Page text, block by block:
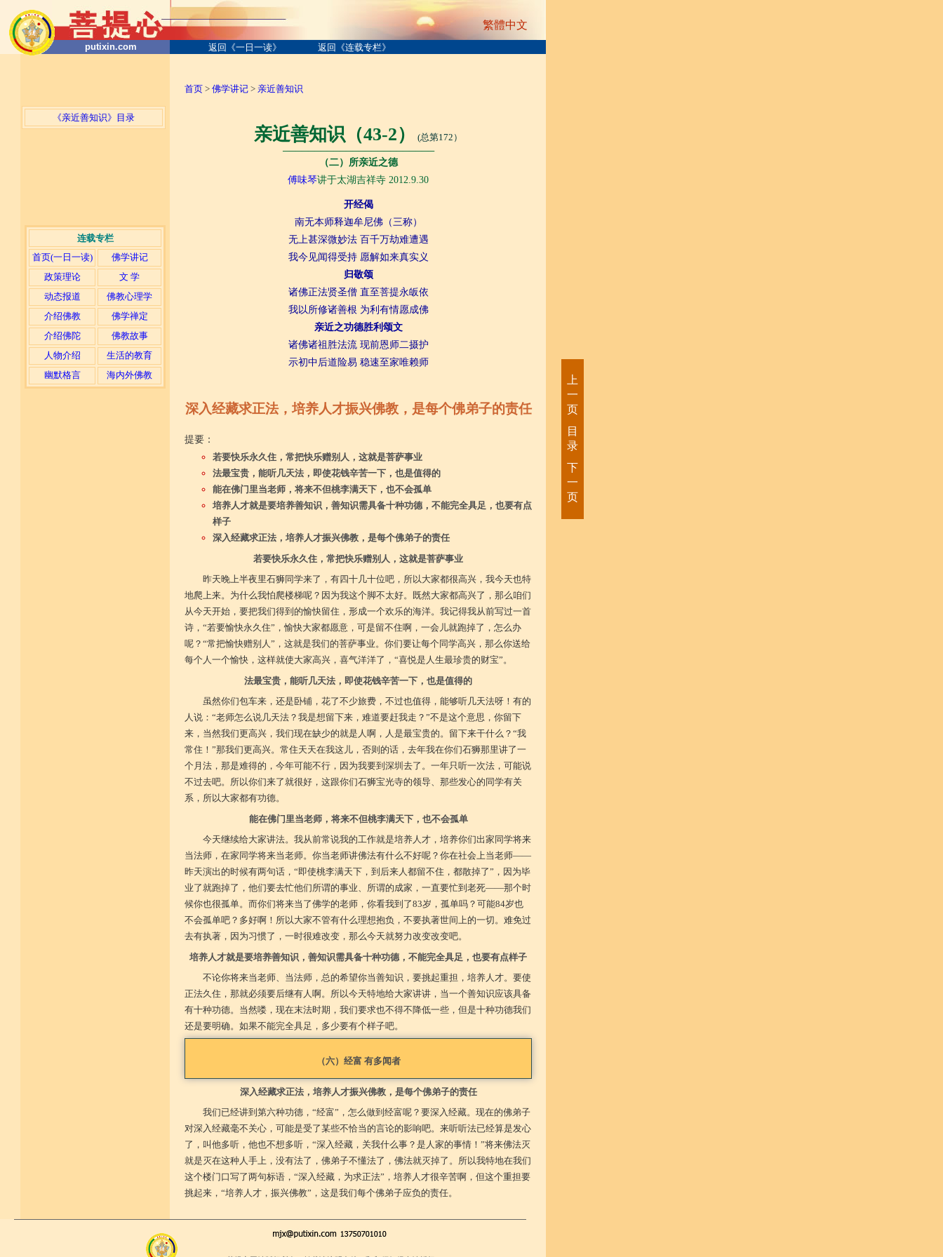
putixin.com 返回《一日一读》 返回《连载专栏》
《亲近善知识》目录
连载专栏
首页(一日一读)
佛学讲记
政策理论
文 学
动态报道
佛教心理学
介绍佛教
佛学禅定
介绍佛陀
佛教故事
人物介绍
生活的教育
幽默格言
海内外佛教
首页 > 佛学讲记 > 亲近善知识
亲近善知识（43-2）
(总第172）
────────────────────────
（二）所亲近之德
傅味琴讲于太湖吉祥寺 2012.9.30
开经偈
南无本师释迦牟尼佛（三称）
无上甚深微妙法 百千万劫难遭遇
我今见闻得受持 愿解如来真实义
归敬颂
诸佛正法贤圣僧 直至菩提永皈依
我以所修诸善根 为利有情愿成佛
亲近之功德胜利颂文
诸佛诸祖胜法流 现前恩师二摄护
示初中后道险易 稳速至家唯赖师
深入经藏求正法，培养人才振兴佛教，是每个佛弟子的责任
提要：
若要快乐永久住，常把快乐赠别人，这就是菩萨事业
法最宝贵，能听几天法，即使花钱辛苦一下，也是值得的
能在佛门里当老师，将来不但桃李满天下，也不会孤单
培养人才就是要培养善知识，善知识需具备十种功德，不能完全具足，也要有点
样子
深入经藏求正法，培养人才振兴佛教，是每个佛弟子的责任
若要快乐永久住，常把快乐赠别人，这就是菩萨事业
昨天晚上半夜里石狮同学来了，有四十几十位吧，所以大家都很高兴，我今天也特
地爬上来。为什么我怕爬楼梯呢？因为我这个脚不太好。既然大家都高兴了，那么咱们
从今天开始，要把我们得到的愉快留住，形成一个欢乐的海洋。我记得我从前写过一首
诗，“若要愉快永久住”，愉快大家都愿意，可是留不住啊，一会儿就跑掉了，怎么办
呢？“常把愉快赠别人”，这就是我们的菩萨事业。你们要让每个同学高兴，那么你送给
每个人一个愉快，这样就使大家高兴，喜气洋洋了，“喜悦是人生最珍贵的财宝”。
法最宝贵，能听几天法，即使花钱辛苦一下，也是值得的
虽然你们包车来，还是卧铺，花了不少旅费，不过也值得，能够听几天法呀！有的
人说：“老师怎么说几天法？我是想留下来，难道要赶我走？”不是这个意思，你留下
来，当然我们更高兴，我们现在缺少的就是人啊，人是最宝贵的。留下来干什么？“我
常住！”那我们更高兴。常住天天在我这儿，否则的话，去年我在你们石狮那里讲了一
个月法，那是难得的，今年可能不行，因为我要到深圳去了。一年只听一次法，可能说
不过去吧。所以你们来了就很好，这跟你们石狮宝光寺的领导、那些发心的同学有关
系，所以大家都有功德。
能在佛门里当老师，将来不但桃李满天下，也不会孤单
今天继续给大家讲法。我从前常说我的工作就是培养人才，培养你们出家同学将来
当法师，在家同学将来当老师。你当老师讲佛法有什么不好呢？你在社会上当老师——
昨天演出的时候有两句话，“即使桃李满天下，到后来人都留不住，都散掉了”，因为毕
业了就跑掉了，他们要去忙他们所谓的事业、所谓的成家，一直要忙到老死——那个时
候你也很孤单。而你们将来当了佛学的老师，你看我到了83岁，孤单吗？可能84岁也
不会孤单吧？多好啊！所以大家不管有什么理想抱负，不要执著世间上的一切。难免过
去有执著，因为习惯了，一时很难改变，那么今天就努力改变改变吧。
培养人才就是要培养善知识，善知识需具备十种功德，不能完全具足，也要有点样子
不论你将来当老师、当法师，总的希望你当善知识，要挑起重担，培养人才。要使
正法久住，那就必须要后继有人啊。所以今天特地给大家讲讲，当一个善知识应该具备
有十种功德。当然喽，现在末法时期，我们要求也不得不降低一些，但是十种功德我们
还是要明确。如果不能完全具足，多少要有个样子吧。
（六）经富 有多闻者
深入经藏求正法，培养人才振兴佛教，是每个佛弟子的责任
我们已经讲到第六种功德，“经富”，怎么做到经富呢？要深入经藏。现在的佛弟子
对深入经藏毫不关心，可能是受了某些不恰当的言论的影响吧。来听听法已经算是发心
了，叫他多听，他也不想多听，“深入经藏，关我什么事？是人家的事情！”将来佛法灭
就是灭在这种人手上，没有法了，佛弟子不懂法了，佛法就灭掉了。所以我特地在我们
这个楼门口写了两句标语，“深入经藏，为求正法”，培养人才很辛苦啊，但这个重担要
挑起来，“培养人才，振兴佛教”，这是我们每个佛弟子应负的责任。
繁體中文
上
一
页
目
录
下
一
页